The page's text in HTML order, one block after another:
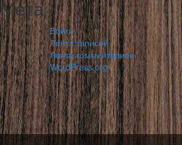
Мета
Войти
Лента записей
Лента комментариев
WordPress.org